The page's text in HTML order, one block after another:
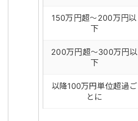
150万円超～200万円以
下
200万円超～300万円以
下
以降100万円単位超過ご
とに